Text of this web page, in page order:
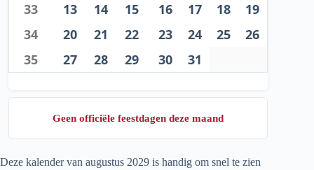
33
13 14 15 16 17 18
19
34
20 21 22 23 24 25
26
35
27 28 29 30 31
Geen officiële feestdagen deze maand
Deze kalender van augustus 2029 is handig om snel te zien